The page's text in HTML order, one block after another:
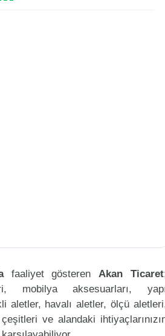
faaliyet gösterenAkan Ticaret
mobilya aksesuarları,
aletler, havalı aletler, ölçü
ve alandaki